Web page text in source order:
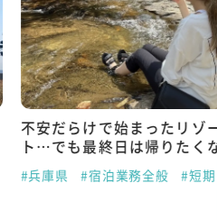
不安だらけで始まったリゾ
ト…でも最終日は帰りたく
#兵庫県 #宿泊業務全般 #短期